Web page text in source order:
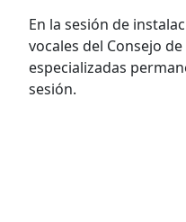
En la sesión de
vocales del Consejo
especializadas
sesión.